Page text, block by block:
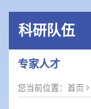
科研队伍
专家人才
您当前位置： 首页